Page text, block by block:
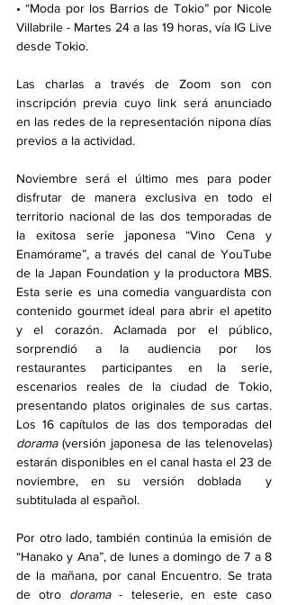
• “Moda por los Barrios de Tokio” por Nicole
Villabrile - Martes 24 a las 19 horas, vía IG Live
desde Tokio.
Las charlas a través de Zoom son con
inscripción previa cuyo link será anunciado
en las redes de la representación nipona días
previos a la actividad.
Noviembre será el último mes para poder
disfrutar de manera exclusiva en todo el
territorio nacional de las dos temporadas de
la exitosa serie japonesa “Vino Cena y
Enamórame”, a través del canal de YouTube
de la Japan Foundation y la productora MBS.
Esta serie es una comedia vanguardista con
contenido gourmet ideal para abrir el apetito
y el corazón. Aclamada por el público,
sorprendió a la audiencia por los
restaurantes participantes en la serie,
escenarios reales de la ciudad de Tokio,
presentando platos originales de sus cartas.
dorama (versión japonesa de las telenovelas)
estarán disponibles en el canal hasta el 23 de
noviembre, en su versión doblada  y
subtitulada al español.
Por otro lado, también continúa la emisión de
“Hanako y Ana”, de lunes a domingo de 7 a 8
de la mañana, por canal Encuentro. Se trata
de otro dorama - teleserie, en este caso